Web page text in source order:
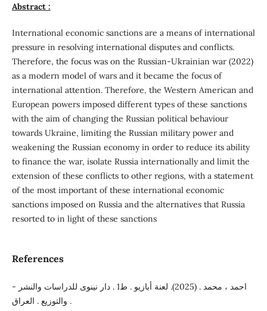
Abstract :
International economic sanctions are a means of international
pressure in resolving international disputes and conflicts.
Therefore, the focus was on the Russian-Ukrainian war (2022)
as a modern model of wars and it became the focus of
international attention. Therefore, the Western American and
European powers imposed different types of these sanctions
with the aim of changing the Russian political behaviour
towards Ukraine, limiting the Russian military power and
weakening the Russian economy in order to reduce its ability
to finance the war, isolate Russia internationally and limit the
extension of these conflicts to other regions, with a statement
of the most important of these international economic
sanctions imposed on Russia and the alternatives that Russia
resorted to in light of these sanctions
References
- احمد ، محمد . (2025). لعنة أبازيو . ط1 . دار نينوى للدراسات والنشر
والتوزيع . العراق .